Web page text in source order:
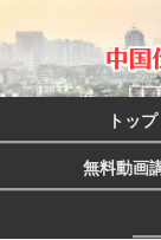
トップ
無料動画